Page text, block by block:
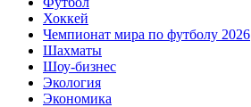
Хоккей
Чемпионат мира по футболу 2026
Шахматы
Шоу-бизнес
Экология
Экономика